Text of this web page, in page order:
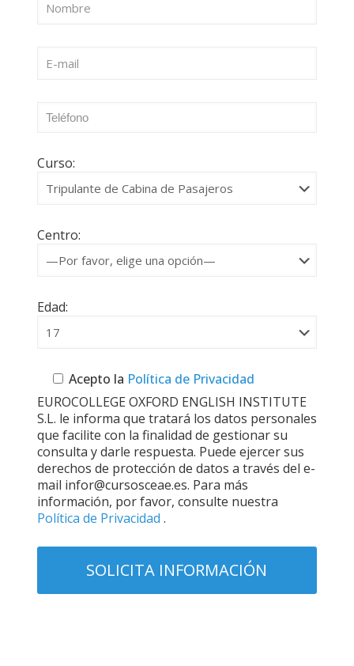
Curso:
Centro:
Edad:
Acepto la Política de Privacidad
EUROCOLLEGE OXFORD ENGLISH INSTITUTE
S.L. le informa que tratará los datos personales
que facilite con la finalidad de gestionar su
consulta y darle respuesta. Puede ejercer sus
derechos de protección de datos a través del e-
mail infor@cursosceae.es. Para más
información, por favor, consulte nuestra
Política de Privacidad .